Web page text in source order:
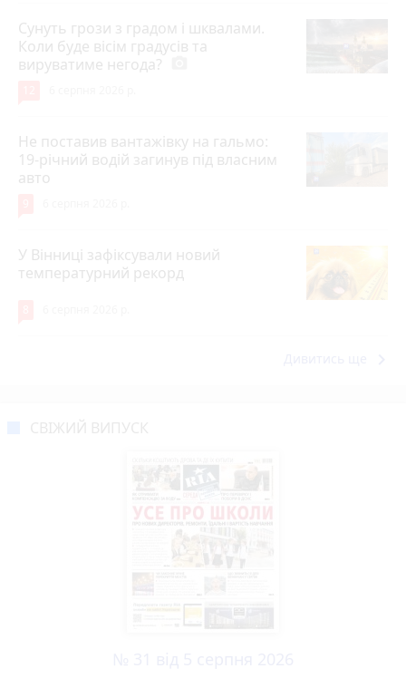
Сунуть грози з градом і шквалами.
Коли буде вісім градусів та
вируватиме негода?
Не поставив вантажівку на гальмо:
19-річний водій загинув під власним
авто
У Вінниці зафіксували новий
температурний рекорд